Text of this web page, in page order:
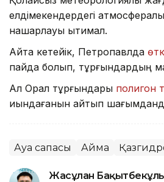
елдімекендердегі
нашарлауы ықтимал.
Айта кетейік, Петропавлда
пайда болып, тұрғындардың
Ал Орал тұрғындары полигон
қиындағанын айтып
Ауа сапасы Аймақ
Жасұлан